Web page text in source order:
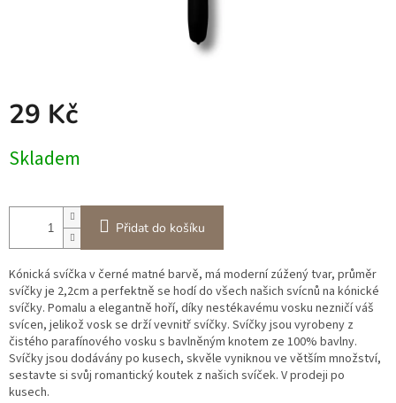
29 Kč
cena:
Skladem
Přidat do košíku
Kónická svíčka v černé matné barvě, má moderní zúžený tvar, průměr
svíčky je 2,2cm a perfektně se hodí do všech našich svícnů na kónické
svíčky. Pomalu a elegantně hoří, díky nestékavému vosku nezničí váš
svícen, jelikož vosk se drží vevnitř svíčky. Svíčky jsou vyrobeny z
čistého parafínového vosku s bavlněným knotem ze 100% bavlny.
Svíčky jsou dodávány po kusech, skvěle vyniknou ve větším množství,
sestavte si svůj romantický koutek z našich svíček. V prodeji po
kusech.